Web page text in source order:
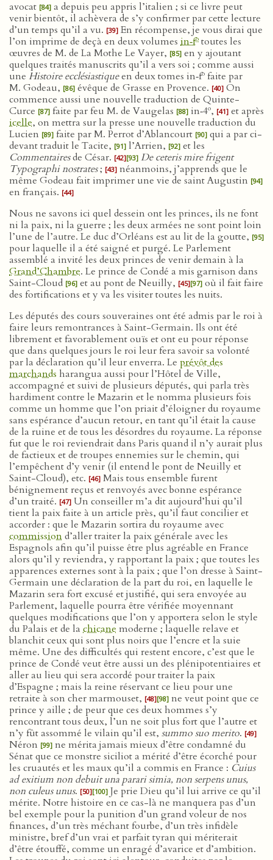
avocat [84] a depuis peu appris l’italien ; si ce livre peut
venir bientôt, il achèvera de s’y confirmer par cette lecture
d’un temps qu’il a vu. [39] En récompense, je vous dirai que
l’on imprime de deçà en deux volumes in‑fo toutes les
œuvres de M. de La Mothe Le Vayer, [85] en y ajoutant
quelques traités manuscrits qu’il a vers soi ; comme aussi
une Histoire ecclésiastiqueen deux tomes in‑fo faite par
M. Godeau, [86] évêque de Grasse en Provence. [40] On
commence aussi une nouvelle traduction de Quinte-
Curce [87] faite par feu M. de Vaugelas [88] in‑4o, [41] et après
icelle, on mettra sur la presse une nouvelle traduction du
Lucien [89] faite par M. Perrot d’Ablancourt [90] qui a par ci-
devant traduit le Tacite, [91] l’Arrien, [92] et les
Commentairesde César. [42][93] De ceteris mire frigent
Typographi nostrates; [43] néanmoins, j’apprends que le
même Godeau fait imprimer une vie de saint Augustin [94]
en français. [44]
Nous ne savons ici quel dessein ont les princes, ils ne font
ni la paix, ni la guerre ; les deux armées ne sont point loin
l’une de l’autre. Le duc d’Orléans est au lit de la goutte, [95]
pour laquelle il a été saigné et purgé. Le Parlement
assemblé a invité les deux princes de venir demain à la
Grand’Chambre. Le prince de Condé a mis garnison dans
Saint-Cloud [96] et au pont de Neuilly, [45][97] où il fait faire
des fortifications et y va les visiter toutes les nuits.
Les députés des cours souveraines ont été admis par le roi à
faire leurs remontrances à Saint-Germain. Ils ont été
librement et favorablement ouïs et ont eu pour réponse
que dans quelques jours le roi leur fera savoir sa volonté
par la déclaration qu’il leur enverra. Le prévôt des
marchands harangua aussi pour l’Hôtel de Ville,
accompagné et suivi de plusieurs députés, qui parla très
hardiment contre le Mazarin et le nomma plusieurs fois
comme un homme que l’on priait d’éloigner du royaume
sans espérance d’aucun retour, en tant qu’il était la cause
de la ruine et de tous les désordres du royaume. La réponse
fut que le roi reviendrait dans Paris quand il n’y aurait plus
de factieux et de troupes ennemies sur le chemin, qui
l’empêchent d’y venir (il entend le pont de Neuilly et
Saint-Cloud), etc. [46] Mais tous ensemble furent
bénignement reçus et renvoyés avec bonne espérance
d’un traité. [47] Un conseiller m’a dit aujourd’hui qu’il
tient la paix faite à un article près, qu’il faut concilier et
accorder : que le Mazarin sortira du royaume avec
commissiond’aller traiter la paix générale avec les
Espagnols afin qu’il puisse être plus agréable en France
alors qu’il y reviendra, y rapportant la paix ; que toutes les
apparences externes sont à la paix ; que l’on dresse à Saint-
Germain une déclaration de la part du roi, en laquelle le
Mazarin sera fort excusé et justifié, qui sera envoyée au
Parlement, laquelle pourra être vérifiée moyennant
quelques modifications que l’on y apportera selon le style
du Palais et de la chicane moderne ; laquelle relave et
blanchit ceux qui sont plus noirs que l’encre et la suie
même. Une des difficultés qui restent encore, c’est que le
prince de Condé veut être aussi un des plénipotentiaires et
aller au lieu qui sera accordé pour traiter la paix
d’Espagne ; mais la reine réservant ce lieu pour une
retraite à son cher marmouset, [48][98] ne veut point que ce
prince y aille ; de peur que ces deux hommes s’y
rencontrant tous deux, l’un ne soit plus fort que l’autre et
n’y fût assommé le vilain qu’il est, summo suo merito. [49]
Néron [99] ne mérita jamais mieux d’être condamné du
Sénat que ce monstre siciliot a mérité d’être écorché pour
les cruautés et les maux qu’il a commis en France : Cuius
ad exitium non debuit una parari simia, non serpens unus,
non culeus unus. [50][100] Je prie Dieu qu’il lui arrive ce qu’il
mérite. Notre histoire en ce cas-là ne manquera pas d’un
bel exemple pour la punition d’un grand voleur de nos
finances, d’un très méchant fourbe, d’un très infidèle
ministre, bref d’un vrai et parfait tyran qui mériterait
d’être étouffé, comme un enragé d’avarice et d’ambition.